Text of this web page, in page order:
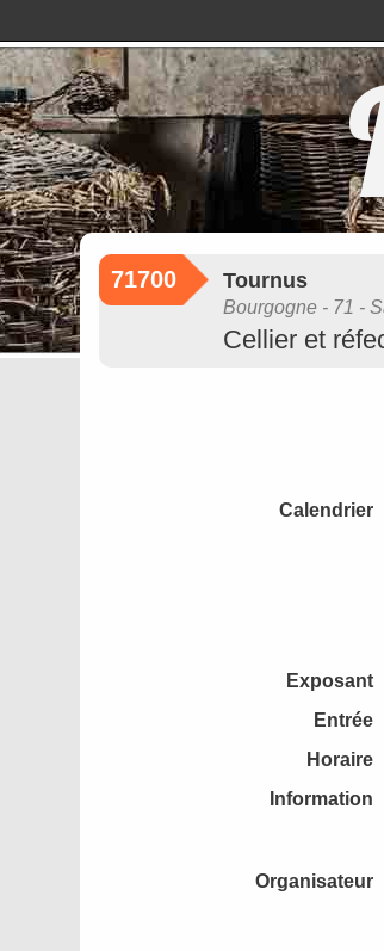
71700 Tournus
Bourgogne - 71 -
Cellier et
Calendrier
Exposant
Entrée
Horaire
Information
Organisateur